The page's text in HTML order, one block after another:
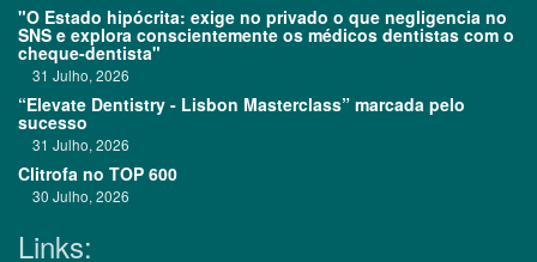
"O Estado hipócrita: exige no privado o que negligencia no
SNS e explora conscientemente os médicos dentistas com o
cheque-dentista"
31 Julho, 2026
“Elevate Dentistry - Lisbon Masterclass” marcada pelo
sucesso
31 Julho, 2026
Clitrofa no TOP 600
30 Julho, 2026
Links: